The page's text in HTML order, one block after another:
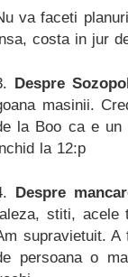
va faceti
costa in jur
Despre
masinii.
la Boo ca e un
la 12:p
Despre
stiti, acele
supravietuit.
persoana o